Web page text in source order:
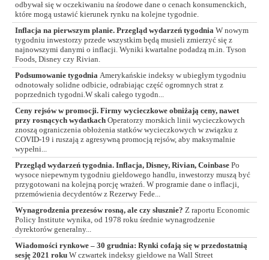
odbywał się w oczekiwaniu na środowe dane o cenach konsumenckich,
które mogą ustawić kierunek rynku na kolejne tygodnie.
Inflacja na pierwszym planie. Przegląd wydarzeń tygodnia W nowym
tygodniu inwestorzy przede wszystkim będą musieli zmierzyć się z
najnowszymi danymi o inflacji. Wyniki kwartalne podadzą m.in. Tyson
Foods, Disney czy Rivian.
Podsumowanie tygodnia Amerykańskie indeksy w ubiegłym tygodniu
odnotowały solidne odbicie, odrabiając część ogromnych strat z
poprzednich tygodni.W skali całego tygodn...
Ceny rejsów w promocji. Firmy wycieczkowe obniżają ceny, nawet
przy rosnących wydatkach Operatorzy morskich linii wycieczkowych
znoszą ograniczenia obłożenia statków wycieczkowych w związku z
COVID-19 i ruszają z agresywną promocją rejsów, aby maksymalnie
wypełni...
Przegląd wydarzeń tygodnia. Inflacja, Disney, Rivian, Coinbase Po
wysoce niepewnym tygodniu giełdowego handlu, inwestorzy muszą być
przygotowani na kolejną porcję wrażeń. W programie dane o inflacji,
przemówienia decydentów z Rezerwy Fede...
Wynagrodzenia prezesów rosną, ale czy słusznie? Z raportu Economic
Policy Institute wynika, od 1978 roku średnie wynagrodzenie
dyrektorów generalny...
Wiadomości rynkowe – 30 grudnia: Rynki cofają się w przedostatnią
sesję 2021 roku W czwartek indeksy giełdowe na Wall Street